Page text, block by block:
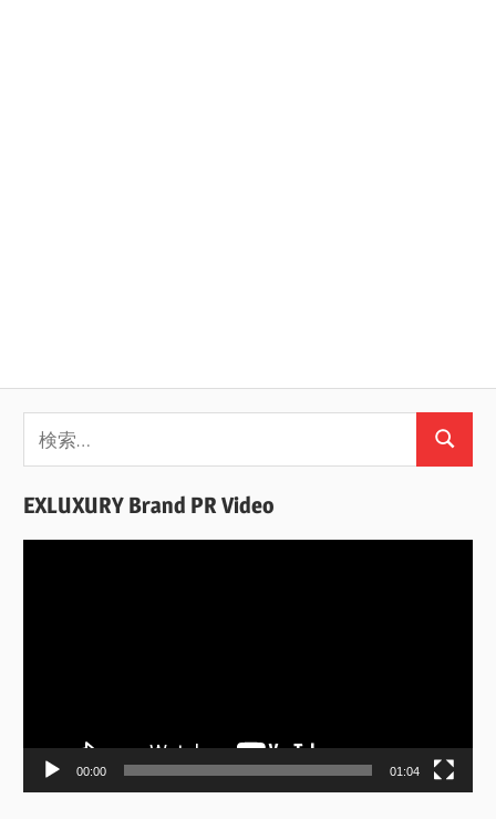
検
EXLUXURY Brand PR Video
ー
00:00 01:04